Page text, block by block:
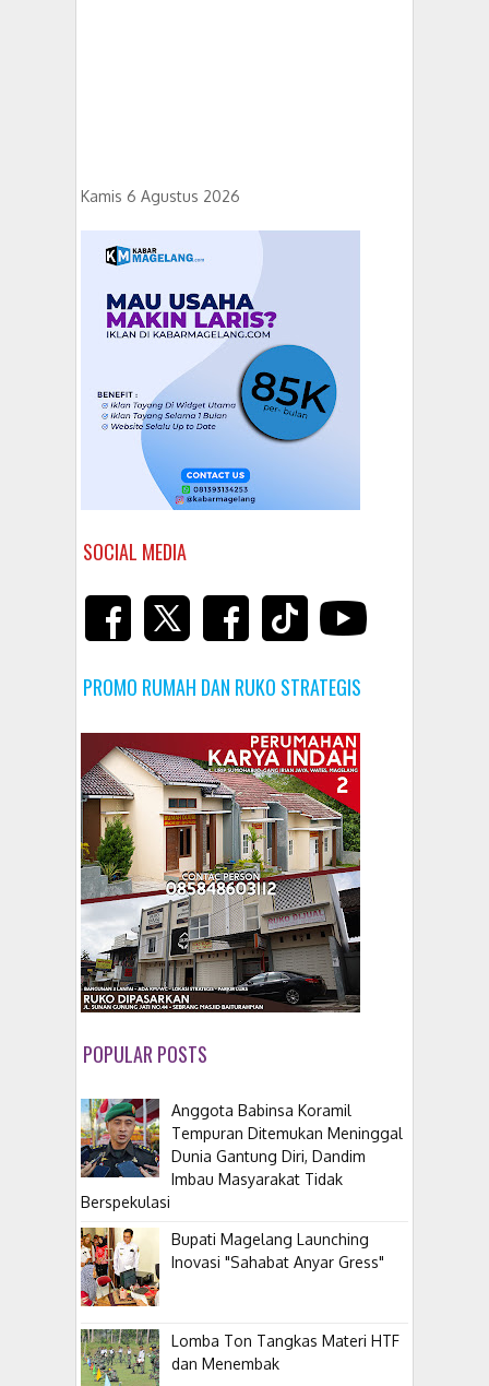
Kamis 6 Agustus 2026
SOCIAL MEDIA
PROMO RUMAH DAN RUKO STRATEGIS
POPULAR POSTS
Anggota Babinsa Koramil
Tempuran Ditemukan Meninggal
Dunia Gantung Diri, Dandim
Imbau Masyarakat Tidak
Berspekulasi
Bupati Magelang Launching
Inovasi "Sahabat Anyar Gress"
Lomba Ton Tangkas Materi HTF
dan Menembak